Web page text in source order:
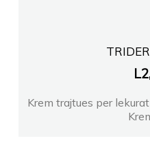
L
Krem trajtues per